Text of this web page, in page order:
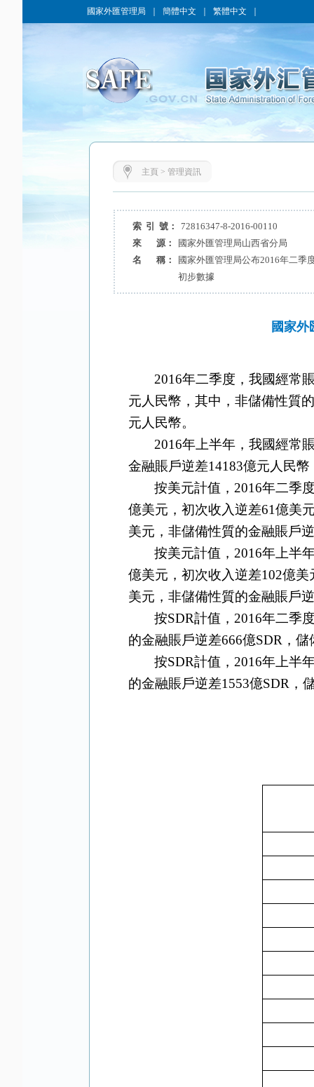
國家外匯管理局 簡體中文 繁體中文
主頁 > 管理資訊
索 引 號：
72816347-8-2016-00110
來 源：
國家外匯管理局山西省分局
名 稱：
國家外匯管理局公布2016年二季
初步數據
國家外
2016年二季度，我國經常
元人民幣，其中，非儲備性質
元人民幣。
2016年上半年，我國經常
金融賬戶逆差14183億元人民幣
按美元計值， 2016年二季
億美元，初次收入逆差61億美
美元，非儲備性質的金融賬戶
按美元計值， 2016年上半
億美元，初次收入逆差102億美
美元，非儲備性質的金融賬戶
按SDR計值， 2016年二季
的金融賬戶逆差666億SDR ，
按SDR計值， 2016年上半
的金融賬戶逆差1553億SDR ，